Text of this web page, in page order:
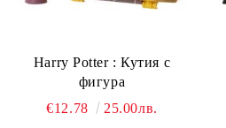
Harry Potter : Кутия с
фигура
€12.78
25.00лв.